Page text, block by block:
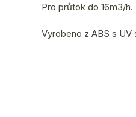
Pro průtok do 16m3/h.
Vyrobeno z ABS s UV